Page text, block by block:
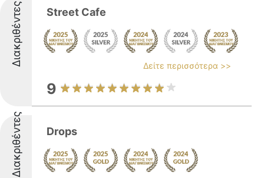
Διακριθέντες Street Cafe
Δείτε περισσότερα >>
9
Διακριθέντες Drops